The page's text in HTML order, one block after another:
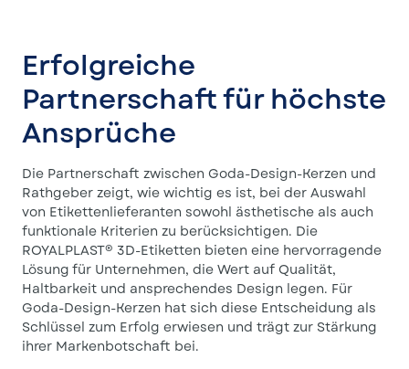
Erfolgreiche
Partnerschaft für höchste
Ansprüche
Die Partnerschaft zwischen Goda-Design-Kerzen und
Rathgeber zeigt, wie wichtig es ist, bei der Auswahl
von Etikettenlieferanten sowohl ästhetische als auch
funktionale Kriterien zu berücksichtigen. Die
ROYALPLAST® 3D-Etiketten bieten eine hervorragende
Lösung für Unternehmen, die Wert auf Qualität,
Haltbarkeit und ansprechendes Design legen. Für
Goda-Design-Kerzen hat sich diese Entscheidung als
Schlüssel zum Erfolg erwiesen und trägt zur Stärkung
ihrer Markenbotschaft bei.